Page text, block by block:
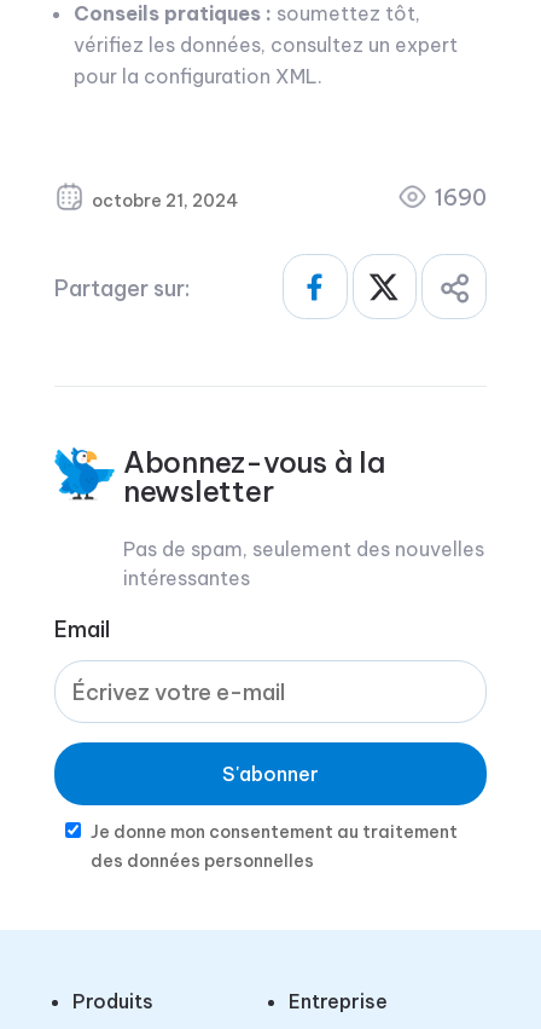
Conseils pratiques : soumettez tôt,
vérifiez les données, consultez un expert
pour la configuration XML.
octobre 21, 2024 1690
Partager sur:
Abonnez-vous à la
newsletter
Pas de spam, seulement des nouvelles
intéressantes
Email
S'abonner
Je donne mon consentement au traitement
des données personnelles
Produits Entreprise